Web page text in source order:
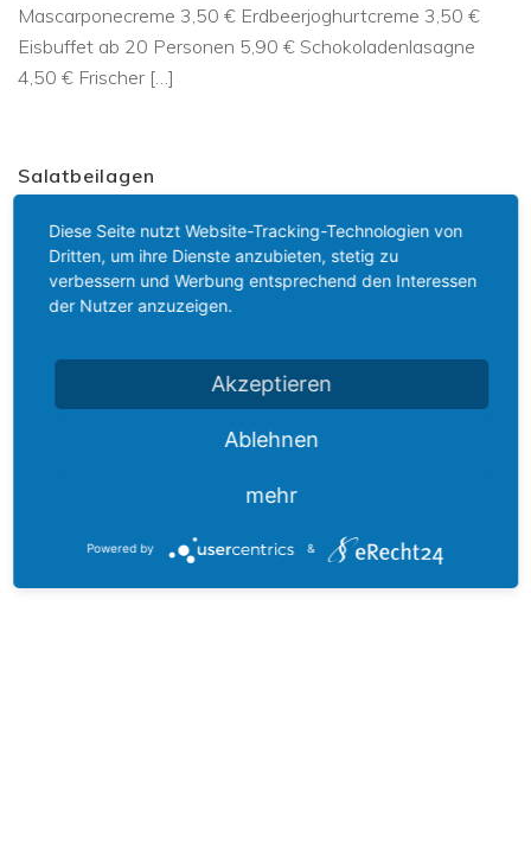
Mascarponecreme 3,50 € Erdbeerjoghurtcreme 3,50 €
Eisbuffet ab 20 Personen 5,90 € Schokoladenlasagne
4,50 € Frischer […]
Salatbeilagen
Krautsalat 2,20 € Gemischter Salat 2,60 € Kleines
Salatbuffet mit 5 Sorten und 2 Dressings nach Wahl 3,60
€ Großes Salatbuffet mit 8 Sorten und 3 Dressings nach
Wahl 4,50 € z. B. Blattsalate, Tomaten, […]
Diese Seite nutzt Website-Tracking-Technologien von
Dritten, um ihre Dienste anzubieten, stetig zu
verbessern und Werbung entsprechend den Interessen
der Nutzer anzuzeigen.
Akzeptieren
Ablehnen
mehr
Powered by &